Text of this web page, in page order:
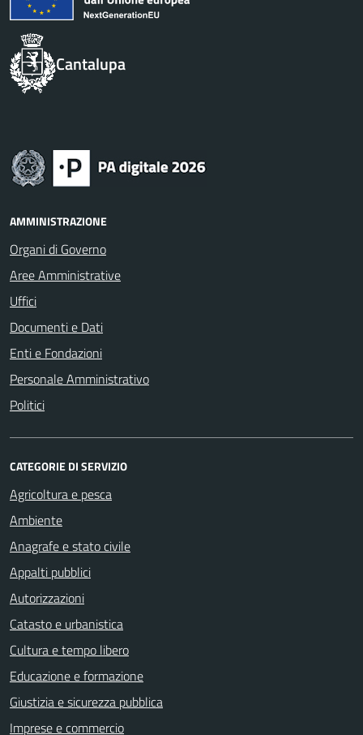
Cantalupa
AMMINISTRAZIONE
Organi di Governo
Aree Amministrative
Uffici
Documenti e Dati
Enti e Fondazioni
Personale Amministrativo
Politici
CATEGORIE DI SERVIZIO
Agricoltura e pesca
Ambiente
Anagrafe e stato civile
Appalti pubblici
Autorizzazioni
Catasto e urbanistica
Cultura e tempo libero
Educazione e formazione
Giustizia e sicurezza pubblica
Imprese e commercio